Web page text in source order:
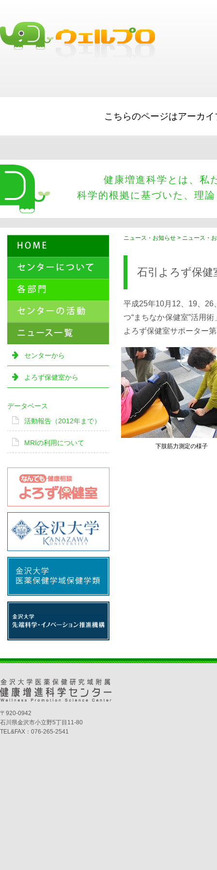
こちらのページはアーカ
健康増進科学とは、私
科学的根拠に基づいた、理
ニュース・お知らせ > ニュース・
石引よろず保健
平成25年10月12、19、
つ“まちなか保健室”活用
よろず保健室サポーター
下肢筋力測定の様子
センターから
よろず保健室から
データベース
活動報告（2012年まで）
MRIの利用について
〒920-0942
石川県金沢市小立野5丁目11-80
TEL&FAX：076-265-2541